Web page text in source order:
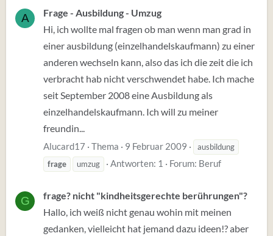
A
Frage - Ausbildung - Umzug
Hi, ich wollte mal fragen ob man wenn man grad in
einer ausbildung (einzelhandelskaufmann) zu einer
anderen wechseln kann, also das ich die zeit die ich
verbracht hab nicht verschwendet habe. Ich mache
seit September 2008 eine Ausbildung als
einzelhandelskaufmann. Ich will zu meiner
freundin...
Alucard17 Thema 9 Februar 2009
ausbildung
frage
umzug Antworten: 1 Forum: Beruf
G
frage? nicht "kindheitsgerechte berührungen"?
Hallo, ich weiß nicht genau wohin mit meinen
gedanken, vielleicht hat jemand dazu ideen!? aber